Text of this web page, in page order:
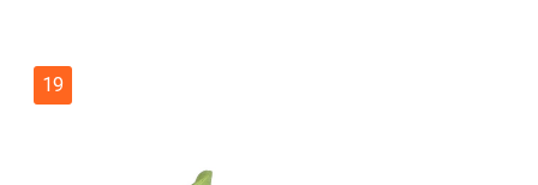
19